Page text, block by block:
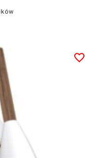
wymiarach, dzięki
czemu dopasują się
do każdej przestrzeni.
Większość modeli
posiada wygodny
wymaga podłączenia
do instalacji